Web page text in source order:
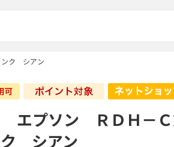
ンク シアン
エプソン ＲＤＨ－Ｃ
ク シアン